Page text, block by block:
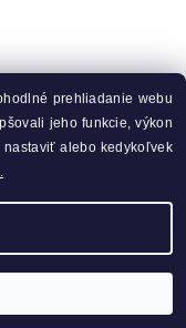
prehliadanie webu
jeho funkcie, výkon
alebo kedykoľvek